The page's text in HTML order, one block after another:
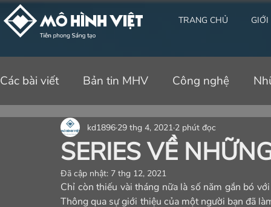
TRANG CHỦ
Các bài viết Bản tin MHV Công nghệ
SERIES VỀ
kd1896 29 thg 4, 2021 2 phút đọc
Đã cập nhật: 7 thg 12, 2021
Chỉ còn thiếu vài tháng nữa là số năm gắn bó
Thông qua sự giới thiệu của một người bạn đã